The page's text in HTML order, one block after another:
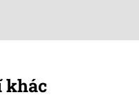
khác